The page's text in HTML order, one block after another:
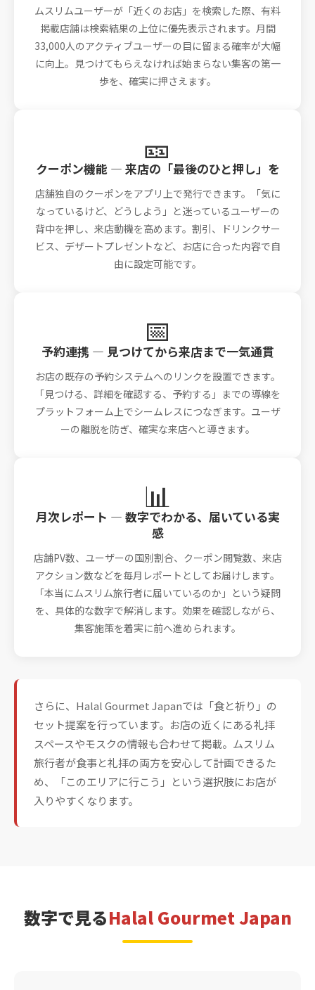
ムスリムユーザーが「近くのお店」を検索した際、有料
掲載店舗は検索結果の上位に優先表示されます。月間
33,000人のアクティブユーザーの目に留まる確率が大幅
に向上。見つけてもらえなければ始まらない集客の第一
歩を、確実に押さえます。
🎫
クーポン機能 — 来店の「最後のひと押し」を
店舗独自のクーポンをアプリ上で発行できます。「気に
なっているけど、どうしよう」と迷っているユーザーの
背中を押し、来店動機を高めます。割引、ドリンクサー
ビス、デザートプレゼントなど、お店に合った内容で自
由に設定可能です。
📅
予約連携 — 見つけてから来店まで一気通貫
お店の既存の予約システムへのリンクを設置できます。
「見つける、詳細を確認する、予約する」までの導線を
プラットフォーム上でシームレスにつなぎます。ユーザ
ーの離脱を防ぎ、確実な来店へと導きます。
📊
月次レポート — 数字でわかる、届いている実
感
店舗PV数、ユーザーの国別割合、クーポン閲覧数、来店
アクション数などを毎月レポートとしてお届けします。
「本当にムスリム旅行者に届いているのか」という疑問
を、具体的な数字で解消します。効果を確認しながら、
集客施策を着実に前へ進められます。
さらに、Halal Gourmet Japanでは「食と祈り」の
セット提案を行っています。お店の近くにある礼拝
スペースやモスクの情報も合わせて掲載。ムスリム
旅行者が食事と礼拝の両方を安心して計画できるた
め、「このエリアに行こう」という選択肢にお店が
入りやすくなります。
数字で見るHalal Gourmet Japan